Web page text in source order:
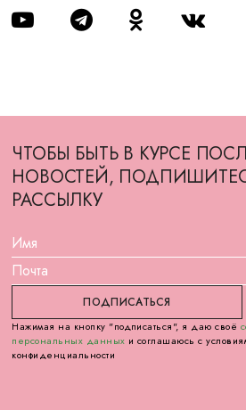
ЧТОБЫ БЫТЬ В КУРСЕ
НОВОСТЕЙ,
РАССЫЛКУ
Нажимая на кнопку "подписаться", я даю своё
персональных данных и соглашаюсь с
конфиденциальности